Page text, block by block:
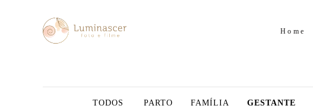
Home
TODOS PARTO FAMÍLIA GESTANTE